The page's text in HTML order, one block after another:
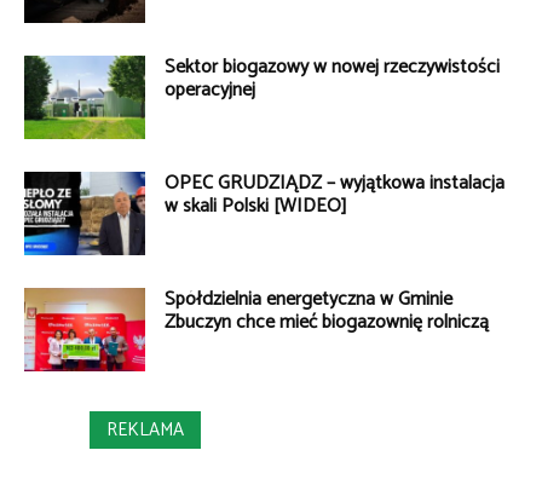
Sektor biogazowy w nowej rzeczywistości
operacyjnej
OPEC GRUDZIĄDZ – wyjątkowa instalacja
w skali Polski [WIDEO]
Spółdzielnia energetyczna w Gminie
Zbuczyn chce mieć biogazownię rolniczą
REKLAMA